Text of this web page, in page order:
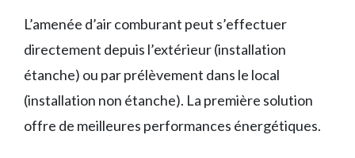
L’amenée d’air comburant peut s’effectuer
directement depuis l’extérieur (installation
étanche) ou par prélèvement dans le local
(installation non étanche). La première solution
offre de meilleures performances énergétiques.